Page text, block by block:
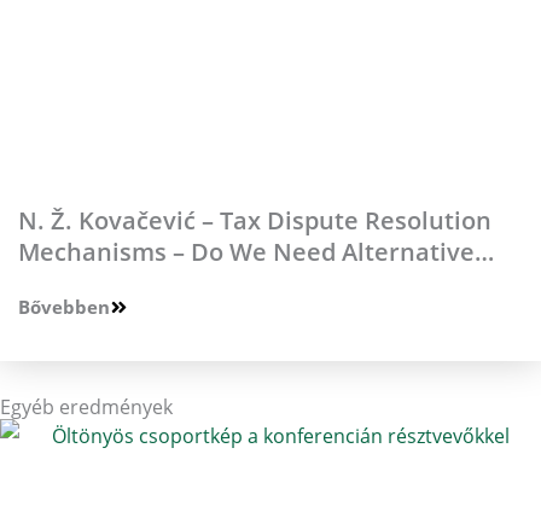
N. Ž. Kovačević – Tax Dispute Resolution
Mechanisms – Do We Need Alternative
Bővebben
Egyéb eredmények